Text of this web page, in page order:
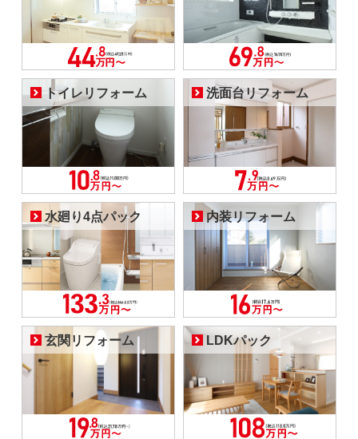
トイレリフォーム 洗面台リフォーム
水廻り4点パック 内装リフォーム
玄関リフォーム LDKパック